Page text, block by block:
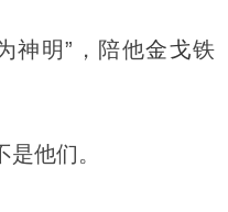
神明”，陪他金戈铁
是他们。